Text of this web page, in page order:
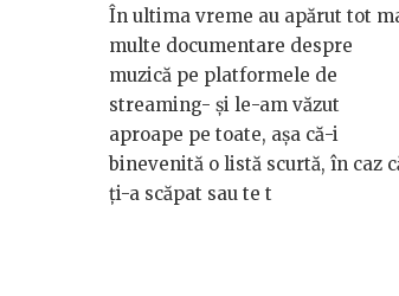
În ultima vreme au apărut tot
multe documentare despre
muzică pe platformele de
streaming- și le-am văzut
aproape pe toate, așa că-i
binevenită o listă scurtă, în caz
ți-a scăpat sau te t